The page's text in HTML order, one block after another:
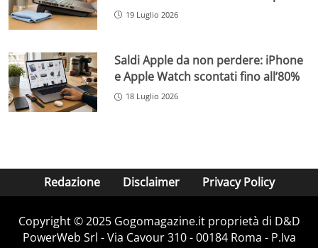
19 Luglio 2026
Saldi Apple da non perdere: iPhone
e Apple Watch scontati fino all’80%
18 Luglio 2026
Redazione Disclaimer Privacy Policy
Copyright © 2025 Gogomagazine.it proprietà di D&D
PowerWeb Srl - Via Cavour 310 - 00184 Roma - P.Iva